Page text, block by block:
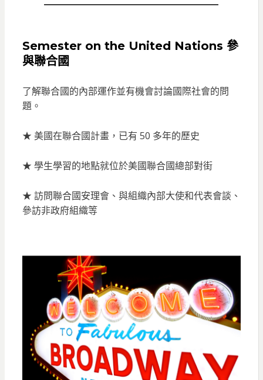
Semester on the United Nations 參
與聯合國
了解聯合國的內部運作並有機會討論國際社會的問
題。
★ 美國在聯合國計畫，已有 50 多年的歷史
★ 學生學習的地點就位於美國聯合國總部對街
★ 訪問聯合國安理會、與組織內部大使和代表會談、
參訪非政府組織等